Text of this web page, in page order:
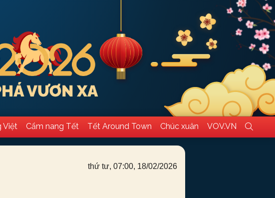
Việt Cẩm nang Tết Tết Around Town Chúc xuân VOV.VN
thứ tư, 07:00, 18/02/2026